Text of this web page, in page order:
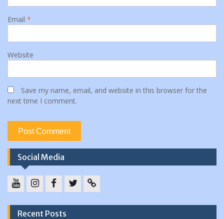
Email *
Website
Save my name, email, and website in this browser for the
next time I comment.
Social Media
Recent Posts